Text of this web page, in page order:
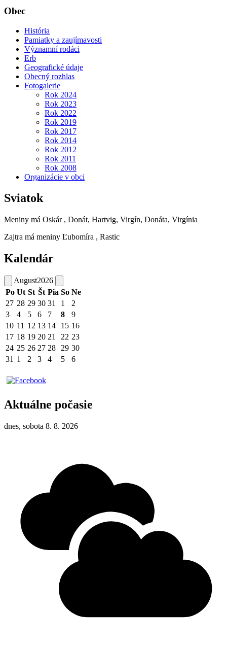
Obec
História
Pamiatky a zaujímavosti
Významní rodáci
Erb
Geografické údaje
Obecný rozhlas
Fotogalerie
Rok 2024
Rok 2023
Rok 2022
Rok 2019
Rok 2017
Rok 2014
Rok 2012
Rok 2011
Rok 2008
Organizácie v obci
Sviatok
Meniny má Oskár , Donát, Hartvig, Virgín, Donáta, Virgínia
Zajtra má meniny Ľubomíra , Rastic
Kalendár
August2026
Po Ut St Št Pia So Ne
27 28 29 30 31 1
2
3
4 5 6 7 8
9
10 11 12 13 14 15 16
17 18 19 20 21 22 23
24 25 26 27 28 29 30
31 1 2 3 4 5 6
Aktuálne počasie
dnes, sobota 8. 8. 2026